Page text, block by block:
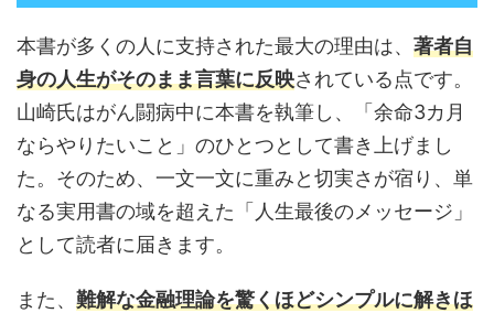
本書が多くの人に支持された最大の理由は、 著者自
身の人生がそのまま言葉に反映されている点です。
山崎氏はがん闘病中に本書を執筆し、「余命3カ月
ならやりたいこと」のひとつとして書き上げまし
た。そのため、一文一文に重みと切実さが宿り、単
なる実用書の域を超えた「人生最後のメッセージ」
として読者に届きます。
また、 難解な金融理論を驚くほどシンプルに解きほ